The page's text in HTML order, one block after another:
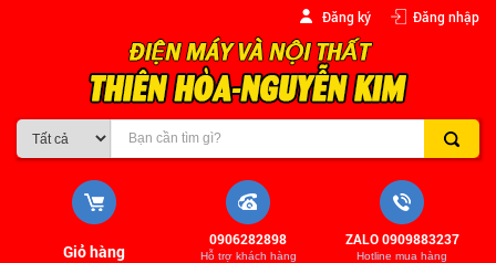
Đăng ký Đăng nhập
ZALO 0909883237
Hotline mua hàng
0906282898
Hỗ trợ khách hàng
Giỏ hàng